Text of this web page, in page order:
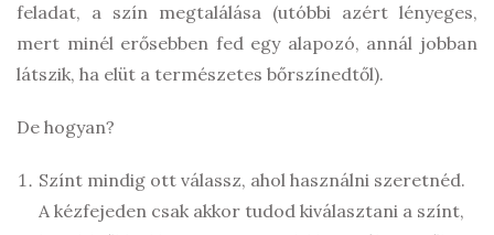
feladat, a szín megtalálása (utóbbi azért lényeges,
mert minél erősebben fed egy alapozó, annál jobban
látszik, ha elüt a természetes bőrszínedtől).
De hogyan?
Színt mindig ott válassz, ahol használni szeretnéd.
A kézfejeden csak akkor tudod kiválasztani a színt,